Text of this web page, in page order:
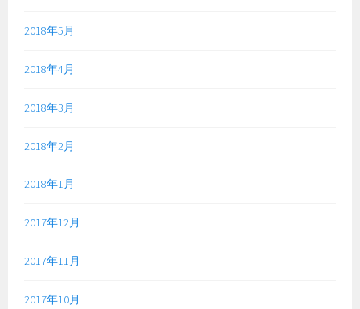
2018年5月
2018年4月
2018年3月
2018年2月
2018年1月
2017年12月
2017年11月
2017年10月